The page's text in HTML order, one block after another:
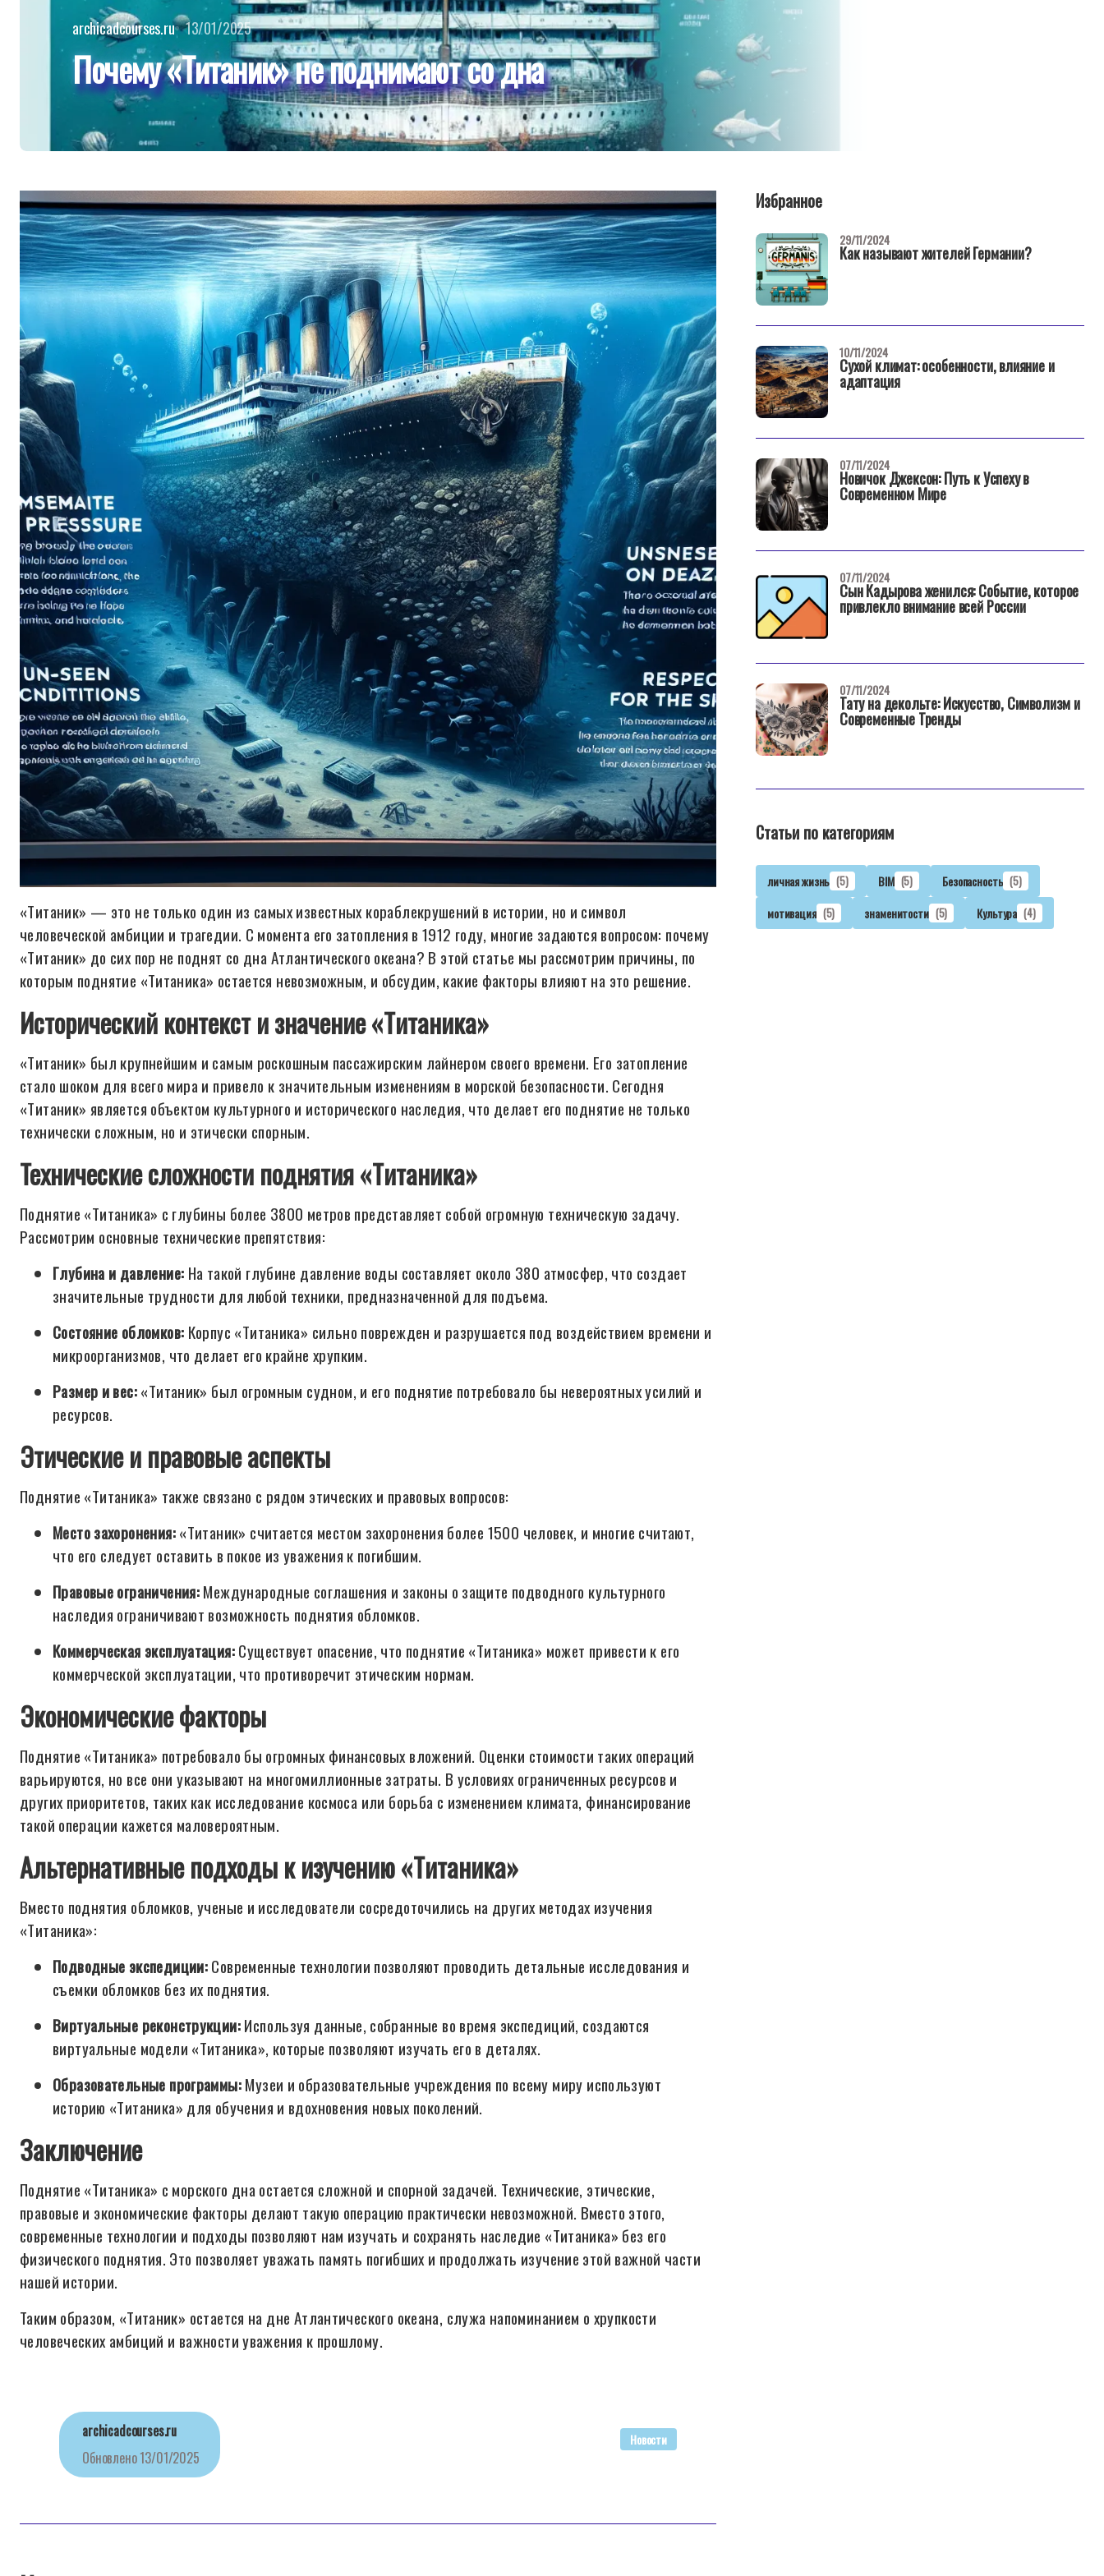
archicadcourses.ru 13/01/2025
Почему «Титаник» не поднимают со дна
«Титаник» — это не только один из самых известных кораблекрушений в истории, но и символ
человеческой амбиции и трагедии. С момента его затопления в 1912 году, многие задаются вопросом: почему
«Титаник» до сих пор не поднят со дна Атлантического океана? В этой статье мы рассмотрим причины, по
которым поднятие «Титаника» остается невозможным, и обсудим, какие факторы влияют на это решение.
Исторический контекст и значение «Титаника»
«Титаник» был крупнейшим и самым роскошным пассажирским лайнером своего времени. Его затопление
стало шоком для всего мира и привело к значительным изменениям в морской безопасности. Сегодня
«Титаник» является объектом культурного и исторического наследия, что делает его поднятие не только
технически сложным, но и этически спорным.
Технические сложности поднятия «Титаника»
Поднятие «Титаника» с глубины более 3800 метров представляет собой огромную техническую задачу.
Рассмотрим основные технические препятствия:
Глубина и давление: На такой глубине давление воды составляет около 380 атмосфер, что создает
значительные трудности для любой техники, предназначенной для подъема.
Состояние обломков: Корпус «Титаника» сильно поврежден и разрушается под воздействием времени и
микроорганизмов, что делает его крайне хрупким.
Размер и вес:«Титаник» был огромным судном, и его поднятие потребовало бы невероятных усилий и
ресурсов.
Этические и правовые аспекты
Поднятие «Титаника» также связано с рядом этических и правовых вопросов:
Место захоронения:«Титаник» считается местом захоронения более 1500 человек, и многие считают,
что его следует оставить в покое из уважения к погибшим.
Правовые ограничения:Международные соглашения и законы о защите подводного культурного
наследия ограничивают возможность поднятия обломков.
Коммерческая эксплуатация:Существует опасение, что поднятие «Титаника» может привести к его
коммерческой эксплуатации, что противоречит этическим нормам.
Экономические факторы
Поднятие «Титаника» потребовало бы огромных финансовых вложений. Оценки стоимости таких операций
варьируются, но все они указывают на многомиллионные затраты. В условиях ограниченных ресурсов и
других приоритетов, таких как исследование космоса или борьба с изменением климата, финансирование
такой операции кажется маловероятным.
Альтернативные подходы к изучению «Титаника»
Вместо поднятия обломков, ученые и исследователи сосредоточились на других методах изучения
«Титаника»:
Подводные экспедиции:Современные технологии позволяют проводить детальные исследования и
съемки обломков без их поднятия.
Виртуальные реконструкции:Используя данные, собранные во время экспедиций, создаются
виртуальные модели «Титаника», которые позволяют изучать его в деталях.
Образовательные программы:Музеи и образовательные учреждения по всему миру используют
историю «Титаника» для обучения и вдохновения новых поколений.
Заключение
Поднятие «Титаника» с морского дна остается сложной и спорной задачей. Технические, этические,
правовые и экономические факторы делают такую операцию практически невозможной. Вместо этого,
современные технологии и подходы позволяют нам изучать и сохранять наследие «Титаника» без его
физического поднятия. Это позволяет уважать память погибших и продолжать изучение этой важной части
нашей истории.
Таким образом, «Титаник» остается на дне Атлантического океана, служа напоминанием о хрупкости
человеческих амбиций и важности уважения к прошлому.
archicadcourses.ru
Обновлено13/01/2025
Новости
Избранное
Как называют жителей Германии?
29/11/2024
Сухой климат: особенности, влияние и
адаптация
10/11/2024
Новичок Джексон: Путь к Успеху в
Современном Мире
07/11/2024
Сын Кадырова женился: Событие, которое
привлекло внимание всей России
07/11/2024
Тату на декольте: Искусство, Символизм и
Современные Тренды
07/11/2024
Статьи по категориям
личная жизнь (5) BIM (5) Безопасность (5)
мотивация (5) знаменитости (5) Культура (4)